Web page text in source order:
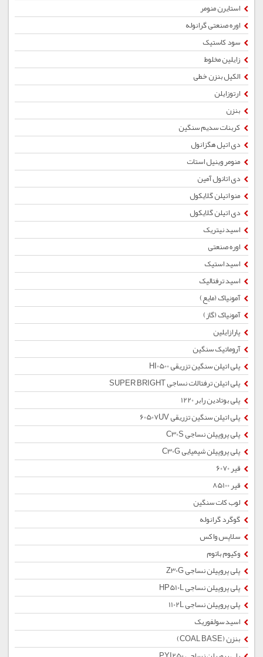
استایرن منومر
اوره صنعتی گرانوله
سود کاستیک
زایلین مخلوط
الکیل بنزن خطی
ارتوزایلن
بنزن
کربنات سدیم سنگین
دی اتیل هگزانول
منومر وینیل استات
دی اتانول آمین
منو اتیلن گلایکول
دی اتیلن گلایکول
اسید نیتریک
اوره صنعتی
اسید استیک
اسید ترفتالیک
آمونیاک (مایع)
آمونیاک (گاز)
پارازایلین
آروماتیک سنگین
پلی اتیلن سنگین تزریقی HI0500
پلی اتیلن ترفتالات نساجی SUPER BRIGHT
پلی بوتادین رابر 1220
پلی اتیلن سنگین تزریقی 60507UV
پلی پروپیلن نساجی C30S
پلی پروپیلن شیمیایی C30G
قیر 6070
قیر 85100
لوب کات سنگین
گوگرد گرانوله
سلاپس واکس
وکیوم باتوم
پلی پروپیلن نساجی Z30G
پلی پروپیلن نساجی HP510L
پلی پروپیلن نساجی 1102L
اسید سولفوریک
بنزن (COAL BASE)